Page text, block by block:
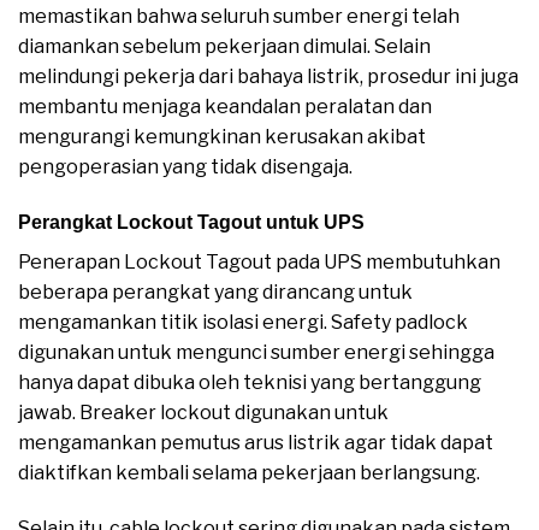
memastikan bahwa seluruh sumber energi telah
diamankan sebelum pekerjaan dimulai. Selain
melindungi pekerja dari bahaya listrik, prosedur ini juga
membantu menjaga keandalan peralatan dan
mengurangi kemungkinan kerusakan akibat
pengoperasian yang tidak disengaja.
Perangkat Lockout Tagout untuk UPS
Penerapan Lockout Tagout pada UPS membutuhkan
beberapa perangkat yang dirancang untuk
mengamankan titik isolasi energi. Safety padlock
digunakan untuk mengunci sumber energi sehingga
hanya dapat dibuka oleh teknisi yang bertanggung
jawab. Breaker lockout digunakan untuk
mengamankan pemutus arus listrik agar tidak dapat
diaktifkan kembali selama pekerjaan berlangsung.